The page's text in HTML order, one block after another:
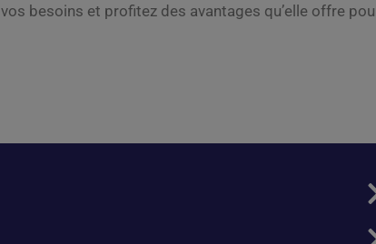
vos besoins et profitez des avantages qu’elle offre